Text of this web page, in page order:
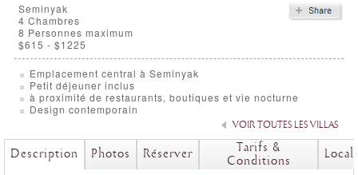
Seminyak
4 Chambres
8 Personnes maximum
$615 - $1225
Emplacement central à Seminyak
Petit déjeuner inclus
à proximité de restaurants, boutiques et vie nocturne
Design contemporain
VOIR TOUTES LES VILLAS
Description Photos Réserver
Tarifs &
Conditions